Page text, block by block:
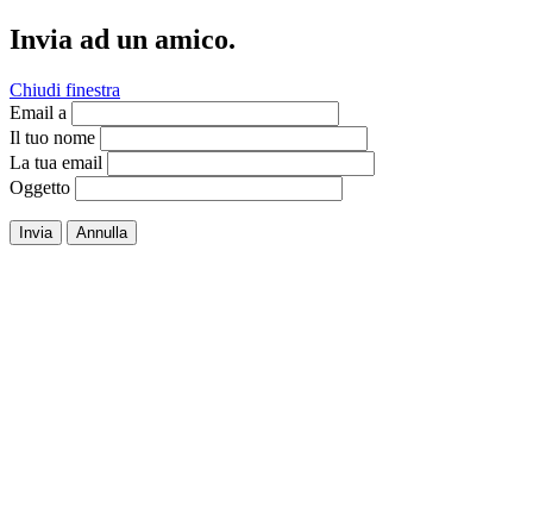
Invia ad un amico.
Chiudi finestra
Email a
Il tuo nome
La tua email
Oggetto
Invia Annulla